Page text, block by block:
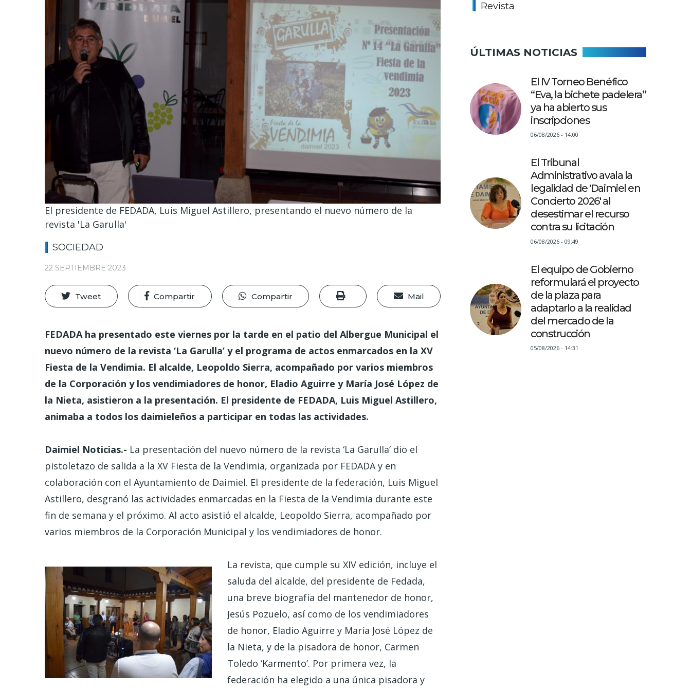
El presidente de FEDADA, Luis Miguel Astillero, presentando el nuevo número de la
revista 'La Garulla'
SOCIEDAD
22 SEPTIEMBRE 2023
Tweet Compartir Compartir Mail
FEDADA ha presentado este viernes por la tarde en el patio del Albergue Municipal el
nuevo número de la revista ‘La Garulla’ y el programa de actos enmarcados en la XV
Fiesta de la Vendimia. El alcalde, Leopoldo Sierra, acompañado por varios miembros
de la Corporación y los vendimiadores de honor, Eladio Aguirre y María José López de
la Nieta, asistieron a la presentación. El presidente de FEDADA, Luis Miguel Astillero,
animaba a todos los daimieleños a participar en todas las actividades.
Daimiel Noticias.- La presentación del nuevo número de la revista ‘La Garulla’ dio el
pistoletazo de salida a la XV Fiesta de la Vendimia, organizada por FEDADA y en
colaboración con el Ayuntamiento de Daimiel. El presidente de la federación, Luis Miguel
Astillero, desgranó las actividades enmarcadas en la Fiesta de la Vendimia durante este
fin de semana y el próximo. Al acto asistió el alcalde, Leopoldo Sierra, acompañado por
varios miembros de la Corporación Municipal y los vendimiadores de honor.
La revista, que cumple su XIV edición, incluye el
saluda del alcalde, del presidente de Fedada,
una breve biografía del mantenedor de honor,
Jesús Pozuelo, así como de los vendimiadores
de honor, Eladio Aguirre y María José López de
la Nieta, y de la pisadora de honor, Carmen
Toledo ‘Karmento’. Por primera vez, la
federación ha elegido a una única pisadora y
Revista
ÚLTIMAS NOTICIAS
El IV Torneo Benéfico
“Eva, la bichete padelera”
ya ha abierto sus
inscripciones
06/08/2026 - 14:00
El Tribunal
Administrativo avala la
legalidad de 'Daimiel en
Concierto 2026' al
desestimar el recurso
contra su licitación
06/08/2026 - 09:49
El equipo de Gobierno
reformulará el proyecto
de la plaza para
adaptarlo a la realidad
del mercado de la
construcción
05/08/2026 - 14:31